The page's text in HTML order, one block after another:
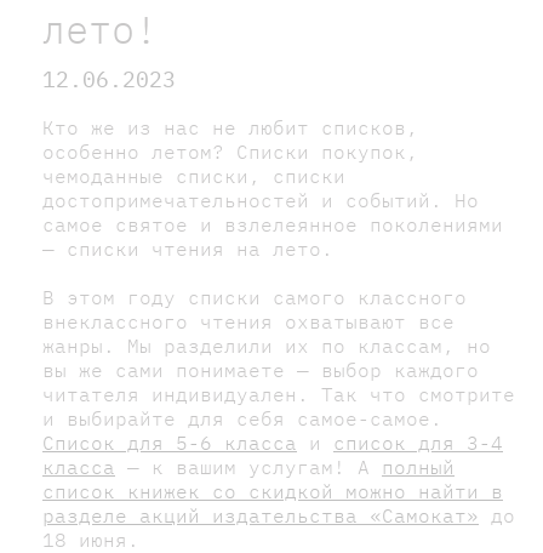
лето!
12.06.2023
Кто же из нас не любит списков,
особенно летом? Списки покупок,
чемоданные списки, списки
достопримечательностей и событий. Но
самое святое и взлелеянное поколениями
— списки чтения на лето.
В этом году списки самого классного
внеклассного чтения охватывают все
жанры. Мы разделили их по классам, но
вы же сами понимаете — выбор каждого
читателя индивидуален. Так что смотрите
и выбирайте для себя самое-самое.
Список для 5-6 класса и список для 3-4
класса — к вашим услугам! А полный
список книжек со скидкой можно найти в
разделе акций издательства «Самокат» до
18 июня.